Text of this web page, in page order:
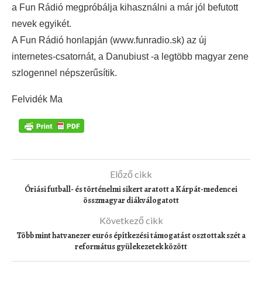
a Fun Rádió megpróbálja kihasználni a már jól befutott
nevek egyikét.
A Fun Rádió honlapján (www.funradio.sk) az új
internetes-csatornát, a Danubiust -a legtöbb magyar zene
szlogennel népszerűsítik.
Felvidék Ma
Előző cikk
Óriási futball- és történelmi sikert aratott a Kárpát-medencei
összmagyar diákválogatott
Következő cikk
Több mint hatvanezer eurós építkezési támogatást osztottak szét a
református gyülekezetek között